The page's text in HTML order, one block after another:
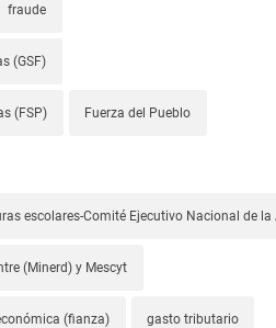
fraude
(GSF)
(FSP) Fuerza del Pueblo
escolares-Comité Ejecutivo Nacional de la
(Minerd) y Mescyt
(fianza) gasto tributario